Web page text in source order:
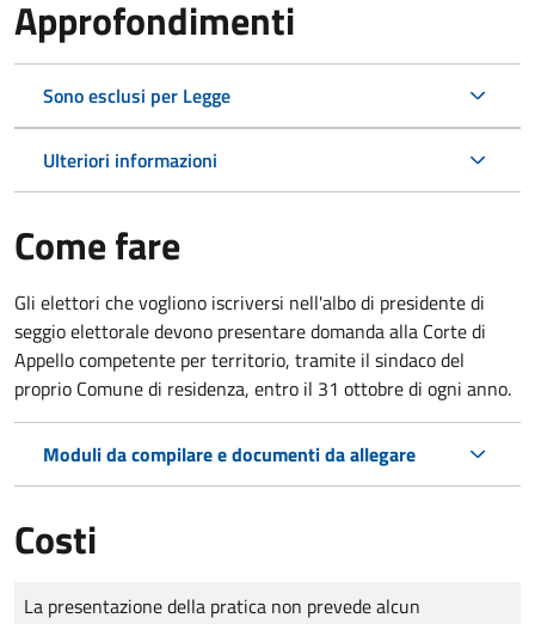
Approfondimenti
Sono esclusi per Legge
Ulteriori informazioni
Come fare
Gli elettori che vogliono iscriversi nell'albo di presidente di
seggio elettorale devono presentare domanda alla Corte di
Appello competente per territorio, tramite il sindaco del
proprio Comune di residenza, entro il 31 ottobre di ogni anno.
Moduli da compilare e documenti da allegare
Costi
Tipo di pagamento
Importo
La presentazione della pratica non prevede alcun